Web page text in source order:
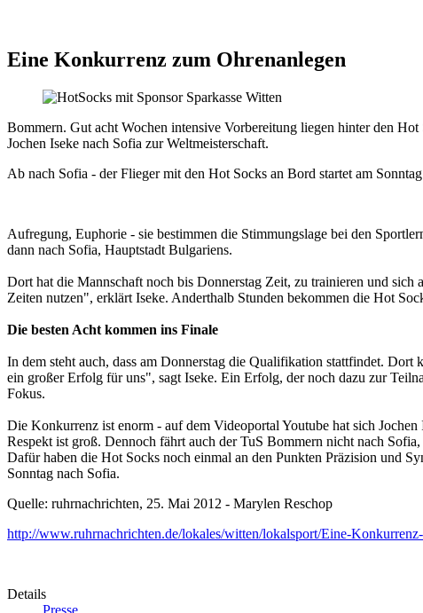
Eine Konkurrenz zum Ohrenanlegen
Bommern. Gut acht Wochen intensive Vorbereitung liegen hinter den
Jochen Iseke nach Sofia zur Weltmeisterschaft.
Ab nach Sofia - der Flieger mit den Hot Socks an Bord startet am
Aufregung, Euphorie - sie bestimmen die Stimmungslage bei den
dann nach Sofia, Hauptstadt Bulgariens.
Dort hat die Mannschaft noch bis Donnerstag Zeit, zu trainieren und
Zeiten nutzen", erklärt Iseke. Anderthalb Stunden bekommen die Hot
Die besten Acht kommen ins Finale
In dem steht auch, dass am Donnerstag die Qualifikation stattfindet.
ein großer Erfolg für uns", sagt Iseke. Ein Erfolg, der noch dazu zur
Fokus.
Die Konkurrenz ist enorm - auf dem Videoportal Youtube hat sich
Respekt ist groß. Dennoch fährt auch der TuS Bommern nicht nach
Dafür haben die Hot Socks noch einmal an den Punkten Präzision und
Sonntag nach Sofia.
Quelle: ruhrnachrichten, 25. Mai 2012 - Marylen Reschop
http://www.ruhrnachrichten.de/lokales/witten/lokalsport/Eine-
Details
Presse